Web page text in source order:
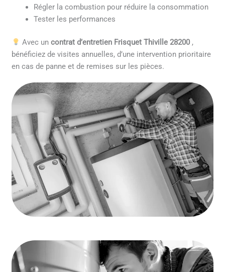
Régler la combustion pour réduire la consommation
Tester les performances
Avec un contrat d’entretien Frisquet Thiville 28200 ,
bénéficiez de visites annuelles, d’une intervention prioritaire
en cas de panne et de remises sur les pièces.